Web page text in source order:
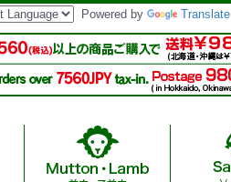
Powered by Translate